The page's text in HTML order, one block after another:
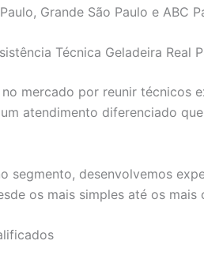
Grande São Paulo e ABC
Técnica Geladeira Real
mercado por reunir técnicos
atendimento diferenciado
segmento, desenvolvemos
os mais simples até os mais